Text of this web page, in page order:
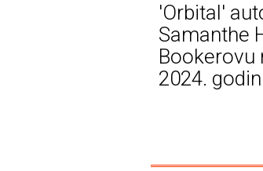
'Orbital'
Samanthe
Bookerovu
2024.